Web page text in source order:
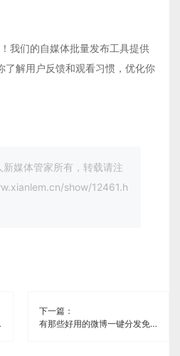
我们的自媒体批量发布工具提供
了解用户反馈和观看习惯，优化你
新媒体管家所有，转载请注
show/12461.h
管家》
下一篇：
有那些好用的微博一键分发免费工具《闲人新媒体管家》